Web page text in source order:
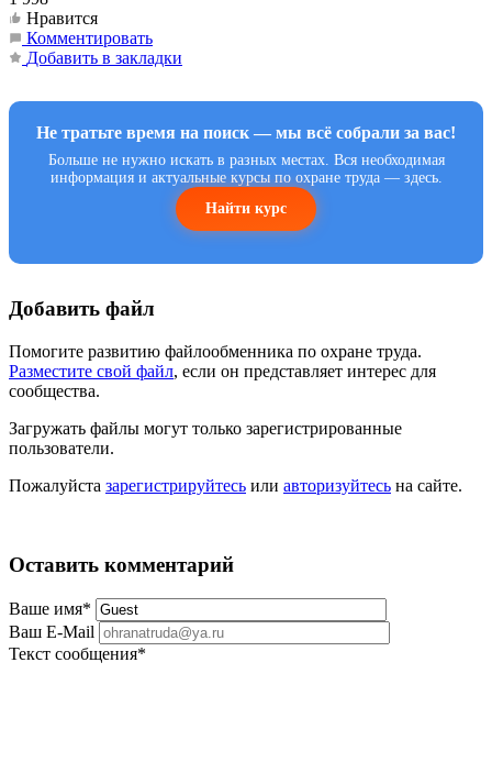
Нравится
Комментировать
Добавить в закладки
Не тратьте время на поиск — мы всё собрали за вас!
Больше не нужно искать в разных местах. Вся необходимая
информация и актуальные курсы по охране труда — здесь.
Найти курс
Добавить файл
Помогите развитию файлообменника по охране труда.
Разместите свой файл, если он представляет интерес для
сообщества.
Загружать файлы могут только зарегистрированные
пользователи.
Пожалуйста зарегистрируйтесь или авторизуйтесь на сайте.
Оставить комментарий
Ваше имя*
Ваш E-Mail
Текст сообщения*